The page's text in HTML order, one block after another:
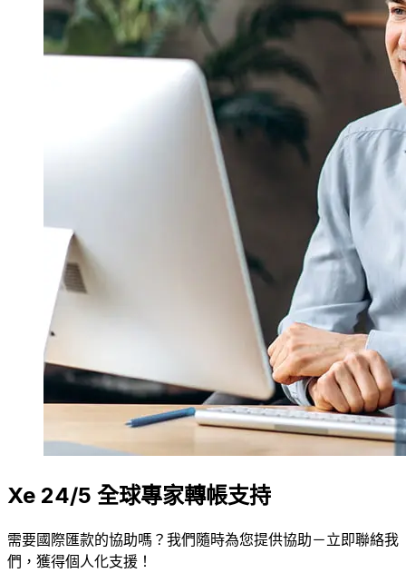
Xe 24/5 全球專家轉帳支持
需要國際匯款的協助嗎？我們隨時為您提供協助－立即聯絡我
們，獲得個人化支援！